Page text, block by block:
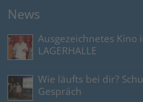
News
Ausgezeichnetes Kino
LAGERHALLE
Wie läufts bei dir?
Gespräch